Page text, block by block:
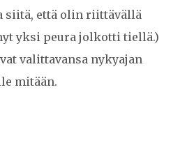
siitä, että olin riittävällä
yksi peura jolkotti tiellä.)
valittavansa nykyajan
mitään.